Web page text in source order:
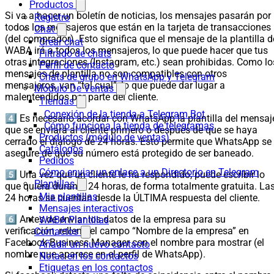
Productos
Registro
Chat
Crear chat
Filtrado de chats
Perfil de contacto
Chats de grupo en WhatsApp y Telegram
Módulo De Ventas
Tiendas
Conexión de la tienda a Telegram Bot
Cómo funciona la tienda de telegramas
Productos (módulo de ventas)
Catálogos
Pedidos
Cómo enviar un enlace a un Directorio en Telegram
Plantillas
Mis plantillas
Mensajes interactivos
WABA Plantillas
Contactos
Añadir un nuevo contacto
Notas en los contactos
Etiquetas en los contactos
Si va a hacer un boletín de noticias, los mensajes pasarán por
todos los mensajeros que están en la tarjeta de transacciones
(del comprador). Esto significa que el mensaje de la plantilla
WABA irá a todos los mensajeros, lo que puede hacer que tus
otras integraciones (Instagram, etc.) sean prohibidas. Como
mensajes de plantilla no son compatibles con otros
mensajeros, van “tal cual”, lo que puede dar lugar a
malentendidos por parte del cliente.
4️⃣ Es necesario acordar con WhatsApp la plantilla del
que se enviará al cliente primero o después de que se haya
cerrado el diálogo de 24 horas. Esto permite que WhatsApp se
asegure de que su número está protegido de ser baneado.
5️⃣ Una vez que un cliente le ha respondido, puede escribir lo
que quiera durante 24 horas, de forma totalmente gratuita.
24 horas se cuentan desde la ÚLTIMA respuesta del cliente.
6️⃣ Antes de enviar los datos de la empresa para su
verificación, rellena el campo “Nombre de la empresa” en
Facebook Business Manager con el nombre para mostrar (el
nombre que aparece en el perfil de WhatsApp).